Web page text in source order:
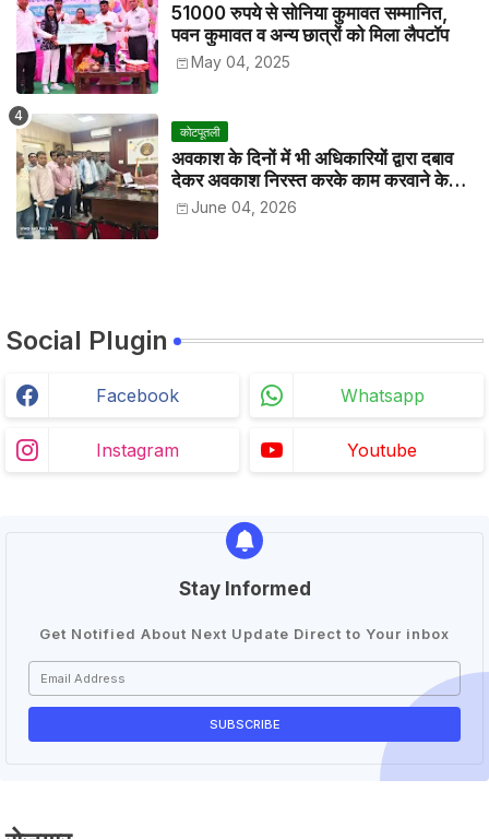
51000 रुपये से सोनिया कुमावत सम्मानित,
पवन कुमावत व अन्य छात्रों को मिला लैपटॉप
May 04, 2025
कोटपूतली
अवकाश के दिनों में भी अधिकारियों द्वारा दबाव
देकर अवकाश निरस्त करके काम करवाने के
विरोध में कर्मचारियों ने जिला कलेक्टर को सीएस
के नाम दिया ज्ञापन
June 04, 2026
Social Plugin
Facebook Whatsapp
Instagram Youtube
Stay Informed
Get Notified About Next Update Direct to Your inbox